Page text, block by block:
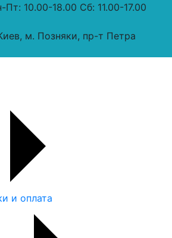
Пт: 10.00-18.00 Сб: 11.00-17.00
м. Позняки, пр-т Петра
и оплата